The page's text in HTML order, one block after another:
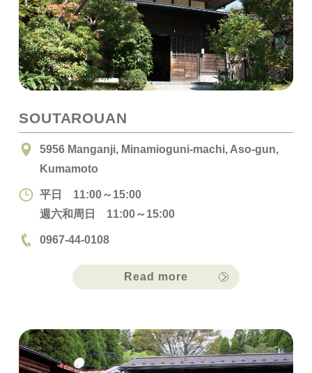
SOUTAROUAN
Read more
5956 Manganji, Minamioguni-machi, Aso-gun,
Kumamoto
平日 11:00～15:00
週六和周日 11:00～15:00
0967-44-0108